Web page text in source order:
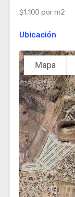
$1,100 por m2
Ubicación
Mapa